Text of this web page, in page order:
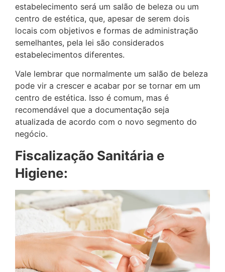
estabelecimento será um salão de beleza ou um
centro de estética, que, apesar de serem dois
locais com objetivos e formas de administração
semelhantes, pela lei são considerados
estabelecimentos diferentes.
Vale lembrar que normalmente um salão de beleza
pode vir a crescer e acabar por se tornar em um
centro de estética. Isso é comum, mas é
recomendável que a documentação seja
atualizada de acordo com o novo segmento do
negócio.
Fiscalização Sanitária e
Higiene: